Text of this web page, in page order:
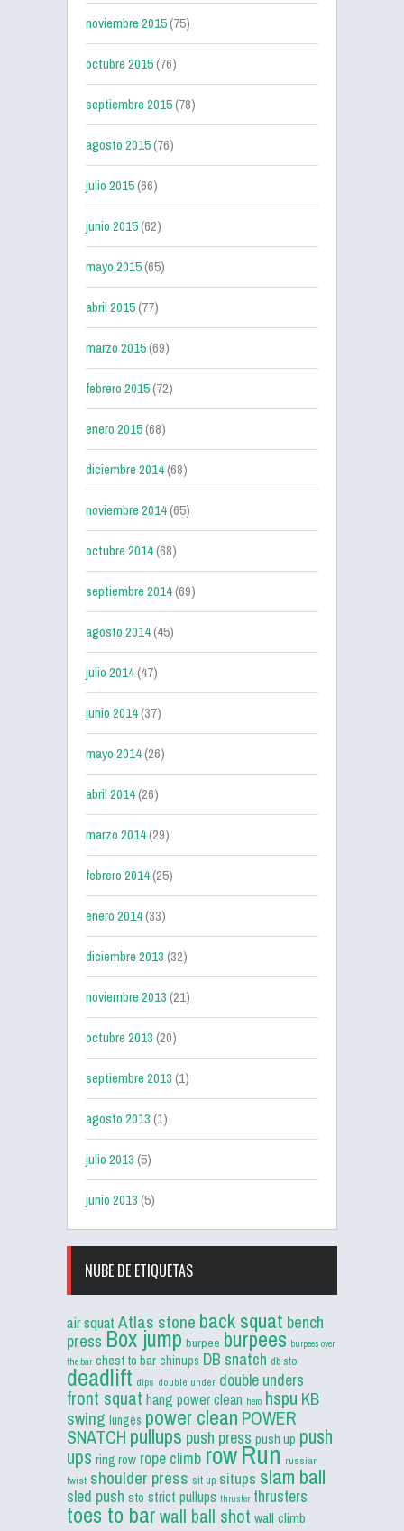
noviembre 2015(75)
octubre 2015(76)
septiembre 2015(78)
agosto 2015(76)
julio 2015(66)
junio 2015(62)
mayo 2015(65)
abril 2015(77)
marzo 2015(69)
febrero 2015(72)
enero 2015(68)
diciembre 2014(68)
noviembre 2014(65)
octubre 2014(68)
septiembre 2014(69)
agosto 2014(45)
julio 2014(47)
junio 2014(37)
mayo 2014(26)
abril 2014(26)
marzo 2014(29)
febrero 2014(25)
enero 2014(33)
diciembre 2013(32)
noviembre 2013(21)
octubre 2013(20)
septiembre 2013(1)
agosto 2013(1)
julio 2013(5)
junio 2013(5)
NUBE DE ETIQUETAS
air squat Atlas stone back squat bench
press Box jump burpee burpees burpees over
the bar chest to bar chinups DB snatch db sto
deadlift dips double under double unders
front squat hang power clean hero hspu KB
swing lunges power clean POWER
SNATCH pullups push press push up push
ups ring row rope climb rowRun russian
twist shoulder press sit up situps slam ball
sled push sto strict pullups thruster thrusters
toes to barwall ball shot wall climb